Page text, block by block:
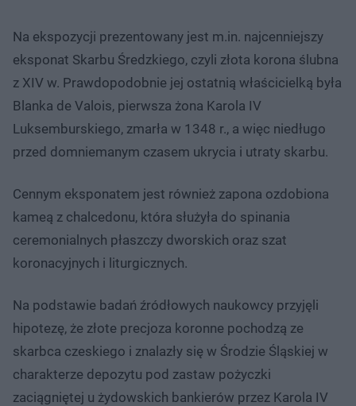
Na ekspozycji prezentowany jest m.in. najcenniejszy
eksponat Skarbu Średzkiego, czyli złota korona ślubna
z XIV w. Prawdopodobnie jej ostatnią właścicielką była
Blanka de Valois, pierwsza żona Karola IV
Luksemburskiego, zmarła w 1348 r., a więc niedługo
przed domniemanym czasem ukrycia i utraty skarbu.
Cennym eksponatem jest również zapona ozdobiona
kameą z chalcedonu, która służyła do spinania
ceremonialnych płaszczy dworskich oraz szat
koronacyjnych i liturgicznych.
Na podstawie badań źródłowych naukowcy przyjęli
hipotezę, że złote precjoza koronne pochodzą ze
skarbca czeskiego i znalazły się w Środzie Śląskiej w
charakterze depozytu pod zastaw pożyczki
zaciągniętej u żydowskich bankierów przez Karola IV